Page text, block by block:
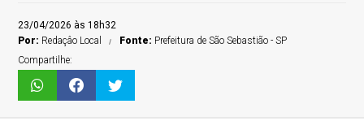
23/04/2026 às 18h32
Por: Redaçâo Local Fonte: Prefeitura de São Sebastião - SP
Compartilhe: